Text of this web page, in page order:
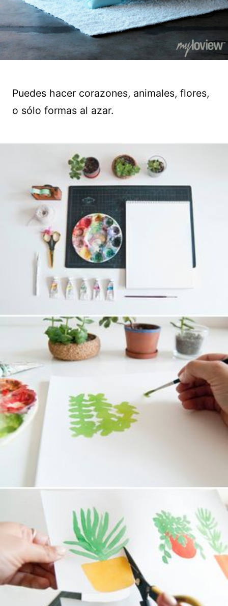
Puedes hacer corazones, animales, flores,
o sólo formas al azar.